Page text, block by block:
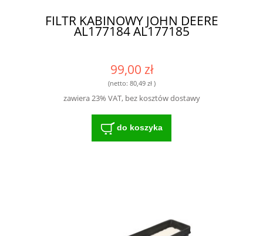
FILTR KABINOWY JOHN DEERE
AL177184 AL177185
99,00 zł
(netto: 80,49 zł)
zawiera 23% VAT, bez kosztów dostawy
do koszyka